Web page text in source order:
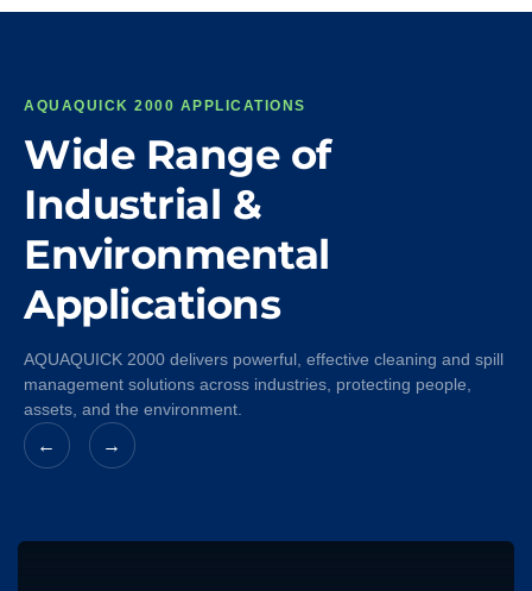
AQUAQUICK 2000 APPLICATIONS
Wide Range of
Industrial &
Environmental
Applications
AQUAQUICK 2000 delivers powerful, effective cleaning and spill
management solutions across industries, protecting people,
assets, and the environment.
← →